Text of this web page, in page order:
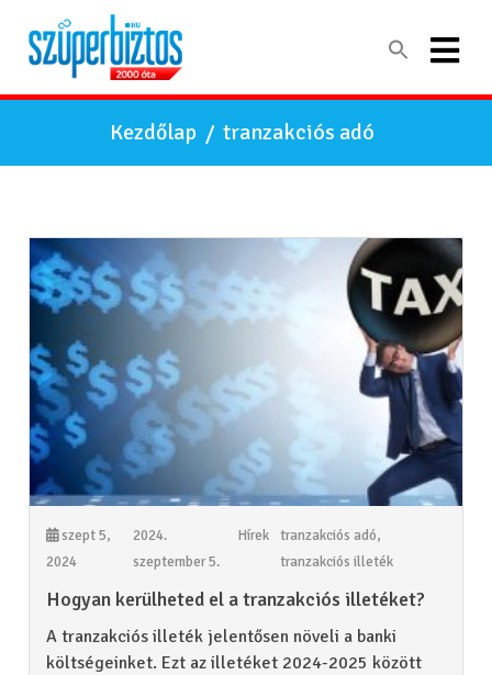
Kezdőlap / tranzakciós adó
szept 5,
2024
2024.
szeptember 5.
Hírek tranzakciós adó,
tranzakciós illeték
Hogyan kerülheted el a tranzakciós illetéket?
A tranzakciós illeték jelentősen növeli a banki
költségeinket. Ezt az illetéket 2024-2025 között